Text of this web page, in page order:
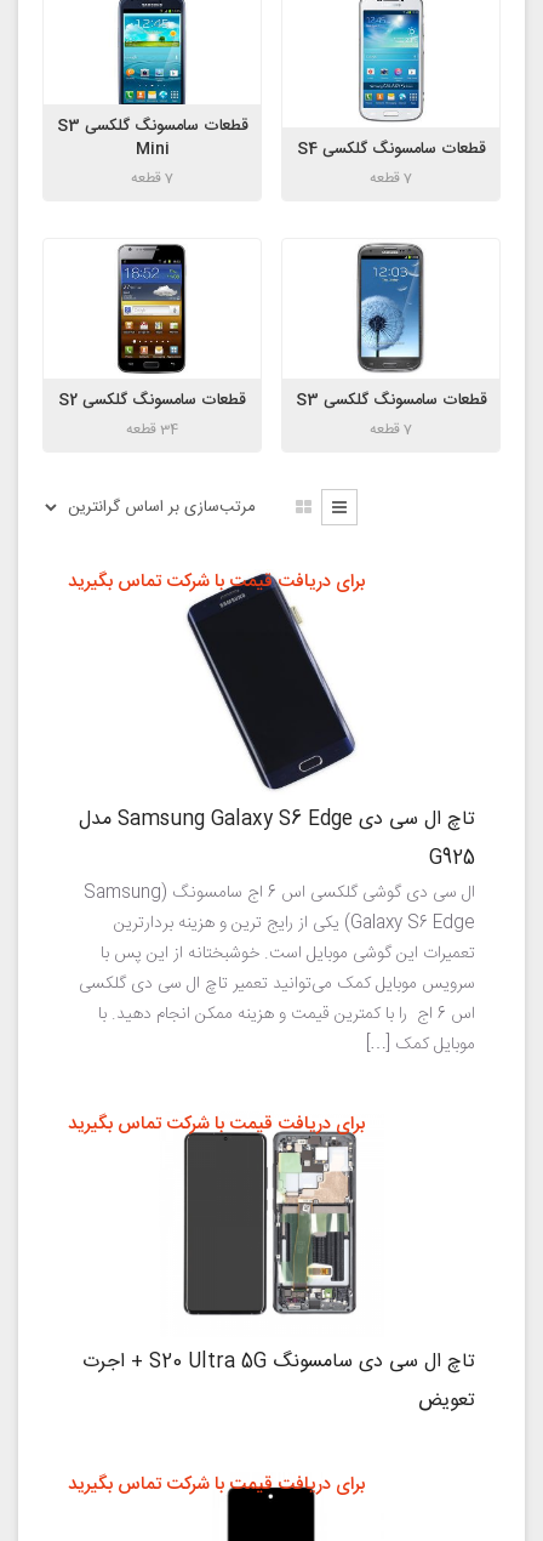
قطعات سامسونگ گلکسی S4
7 قطعه
قطعات سامسونگ گلکسی S3
Mini
7 قطعه
قطعات سامسونگ گلکسی S3
7 قطعه
قطعات سامسونگ گلکسی S2
34 قطعه
تاچ ال سی دی Samsung Galaxy S6 Edge مدل
G925
ال سی دی گوشی گلکسی اس 6 اج سامسونگ (Samsung
Galaxy S6 Edge) یکی از رایج ترین و هزینه بردارترین
تعمیرات این گوشی موبایل است. خوشبختانه از این پس با
سرویس موبایل کمک می‌توانید تعمیر تاچ ال سی دی گلکسی
اس 6 اج را با کمترین قیمت و هزینه ممکن انجام دهید. با
موبایل کمک […]
برای دریافت قیمت با شرکت تماس بگیرید
تاچ ال سی دی سامسونگ S20 Ultra 5G + اجرت
تعویض
برای دریافت قیمت با شرکت تماس بگیرید
برای دریافت قیمت با شرکت تماس بگیرید